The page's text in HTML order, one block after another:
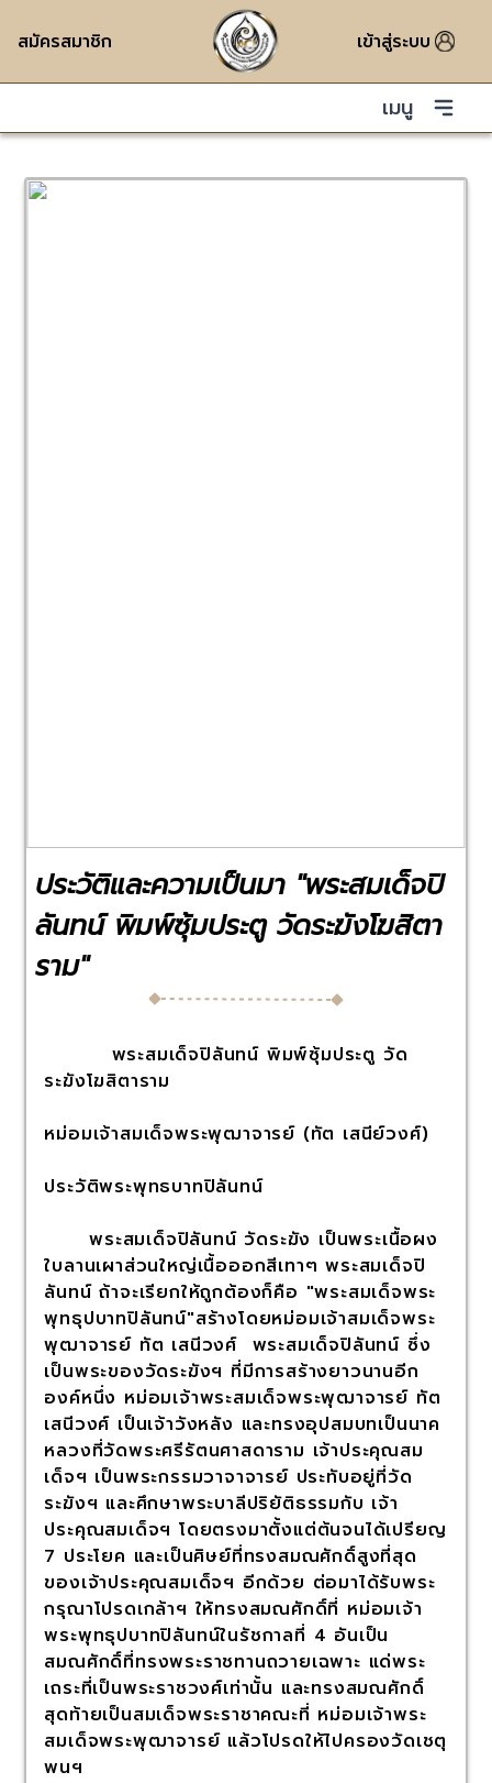
สมัครสมาชิก เข้าสู่ระบบ
เมนู
ประวัติและความเป็นมา "พระสมเด็จปิ
ลันทน์ พิมพ์ซุ้มประตู วัดระฆังโฆสิตา
ราม"
พระสมเด็จปิลันทน์ พิมพ์ซุ้มประตู วัด
ระฆังโฆสิตาราม
หม่อมเจ้าสมเด็จพระพุฒาจารย์ (ทัต เสนีย์วงศ์)
ประวัติพระพุทธบาทปิลันทน์
พระสมเด็จปิลันทน์ วัดระฆัง เป็นพระเนื้อผง
ใบลานเผาส่วนใหญ่เนื้อออกสีเทาๆ พระสมเด็จปิ
ลันทน์ ถ้าจะเรียกให้ถูกต้องก็คือ "พระสมเด็จพระ
พุทธุปบาทปิลันทน์"สร้างโดยหม่อมเจ้าสมเด็จพระ
พุฒาจารย์ ทัต เสนีวงศ์ พระสมเด็จปิลันทน์ ซึ่ง
เป็นพระของวัดระฆังฯ ที่มีการสร้างยาวนานอีก
องค์หนึ่ง หม่อมเจ้าพระสมเด็จพระพุฒาจารย์ ทัต
เสนีวงศ์ เป็นเจ้าวังหลัง และทรงอุปสมบทเป็นนาค
หลวงที่วัดพระศรีรัตนศาสดาราม เจ้าประคุณสม
เด็จฯ เป็นพระกรรมวาจาจารย์ ประทับอยู่ที่วัด
ระฆังฯ และศึกษาพระบาลีปริยัติธรรมกับ เจ้า
ประคุณสมเด็จฯ โดยตรงมาตั้งแต่ต้นจนได้เปรียญ
7 ประโยค และเป็นศิษย์ที่ทรงสมณศักดิ์สูงที่สุด
ของเจ้าประคุณสมเด็จฯ อีกด้วย ต่อมาได้รับพระ
กรุณาโปรดเกล้าฯ ให้ทรงสมณศักดิ์ที่ หม่อมเจ้า
พระพุทธุปบาทปิลันทน์ในรัชกาลที่ 4 อันเป็น
สมณศักดิ์ที่ทรงพระราชทานถวายเฉพาะ แด่พระ
เถระที่เป็นพระราชวงศ์เท่านั้น และทรงสมณศักดิ์
สุดท้ายเป็นสมเด็จพระราชาคณะที่ หม่อมเจ้าพระ
สมเด็จพระพุฒาจารย์ แล้วโปรดให้ไปครองวัดเชตุ
พนฯ